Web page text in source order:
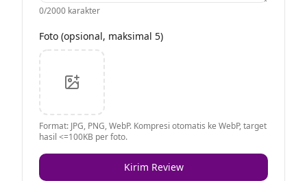
0/2000 karakter
Foto (opsional, maksimal 5)
Format: JPG, PNG, WebP. Kompresi otomatis ke WebP, target
hasil <=100KB per foto.
Kirim Review